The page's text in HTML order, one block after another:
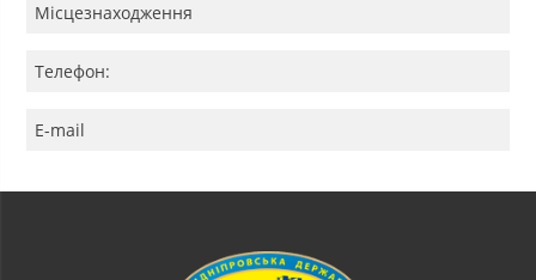
Місцезнаходження
Телефон:
E-mail